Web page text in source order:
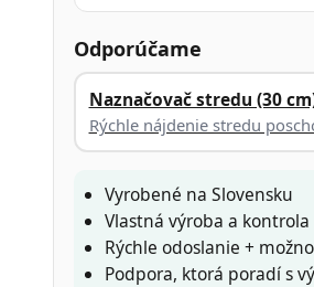
Odporúčame
Naznačovač stredu (30
Rýchle nájdenie stredu
Vyrobené na Slovensku
Vlastná výroba a
Rýchle odoslanie +
Podpora, ktorá poradí s